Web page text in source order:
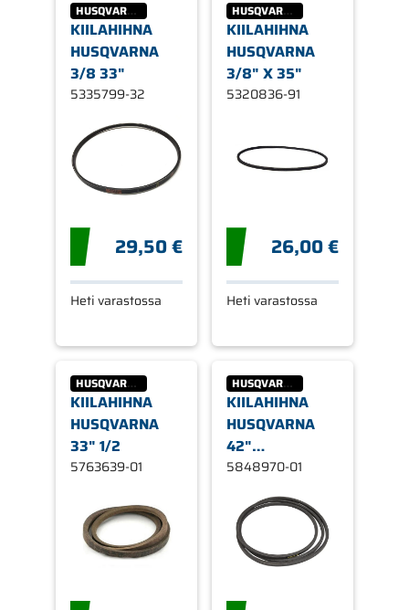
HUSQVARNA
KIILAHIHNA
HUSQVARNA
3/8 33"
5335799-32
29,50 €
Heti varastossa
HUSQVARNA
KIILAHIHNA
HUSQVARNA
3/8" X 35"
5320836-91
26,00 €
Heti varastossa
HUSQVARNA
KIILAHIHNA
HUSQVARNA
33" 1/2
5763639-01
HUSQVARNA
KIILAHIHNA
HUSQVARNA
42"
LEIKKULAITTEELLE
5848970-01